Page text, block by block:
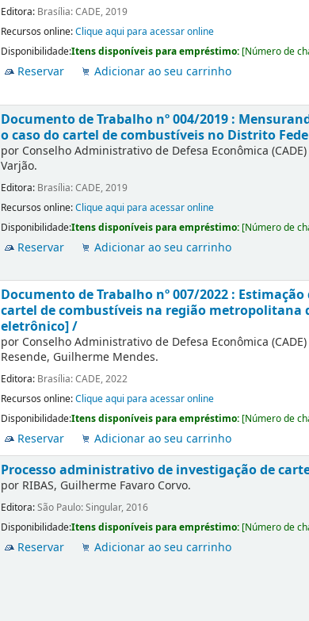
Editora: Brasília: CADE, 2019
Recursos online:Clique aqui para acessar online
Disponibilidade:Itens disponíveis para empréstimo: [Número de
Reservar Adicionar ao seu carrinho
Documento de Trabalho nº 004/2019 :
o caso do cartel de combustíveis no Distrito
por Conselho Administrativo de Defesa Econômica (CADE)
Varjão.
Editora: Brasília: CADE, 2019
Recursos online:Clique aqui para acessar online
Disponibilidade:Itens disponíveis para empréstimo: [Número de
Reservar Adicionar ao seu carrinho
Documento de Trabalho nº 007/2022 :
cartel de combustíveis na região metropolitana
eletrônico] /
por Conselho Administrativo de Defesa Econômica (CADE)
Resende, Guilherme Mendes.
Editora: Brasília: CADE, 2022
Recursos online:Clique aqui para acessar online
Disponibilidade:Itens disponíveis para empréstimo: [Número de
Reservar
Adicionar ao seu carrinho
Processo administrativo de investigação de
por RIBAS, Guilherme Favaro Corvo.
Editora:São Paulo: Singular, 2016
Disponibilidade:Itens disponíveis para empréstimo: [Número de
Reservar Adicionar ao seu carrinho